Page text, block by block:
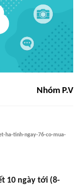
Nhóm P.V
ha-tinh-ngay-76-co-mua-
10 ngày tới (8-